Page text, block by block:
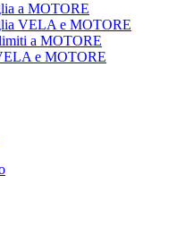
a MOTORE
VELA e MOTORE
a MOTORE
e MOTORE